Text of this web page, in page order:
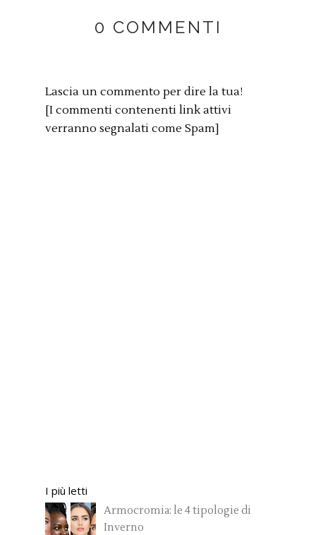
0 COMMENTI
Lascia un commento per dire la tua!
[I commenti contenenti link attivi
verranno segnalati come Spam]
I più letti
Armocromia: le 4 tipologie di
Inverno